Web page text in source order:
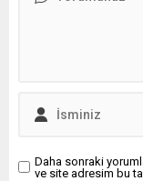
Daha sonraki
ve site adresim bu